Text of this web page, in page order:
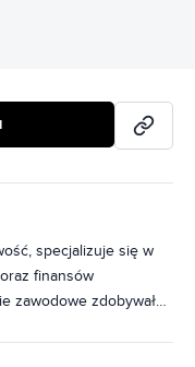
specjalizuje się w
finansów
zawodowe zdobywała,